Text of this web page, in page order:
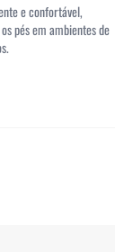
e confortável,
pés em ambientes de